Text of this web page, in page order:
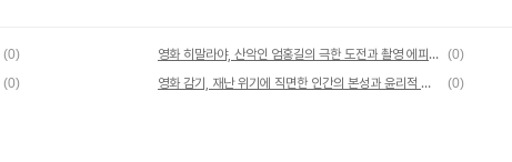
(0) 영화 히말라야, 산악인 엄홍길의 극한 도전과 촬영 에피소드 (0)
(0) 영화 감기, 재난 위기에 직면한 인간의 본성과 윤리적 딜레마 이야기
(0)